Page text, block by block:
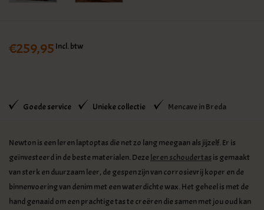
€259,95 Incl. btw
Goede service Unieke collectie Mencave in Breda
Newton is een leren laptoptas die net zo lang meegaan als jijzelf. Er is
geïnvesteerd in de beste materialen. Dezeleren schoudertas is gemaakt
van sterk en duurzaam leer, de gespen zijn van corrosievrij koper en de
binnenvoering van denim met een waterdichte wax. Het geheel is met de
hand genaaid om een prachtige tas te creëren die samen met jou oud kan